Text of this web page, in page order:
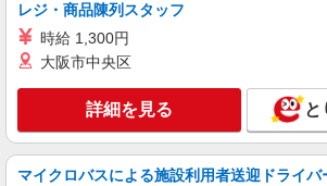
レジ・商品陳列スタッフ
時給 1,300円
大阪市中央区
詳細を見る と
マイクロバスによる施設利用者送迎ドライバ